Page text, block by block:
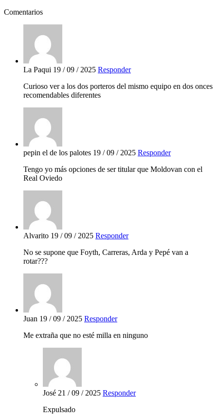
Comentarios
La Paqui 19 / 09 / 2025 Responder
Curioso ver a los dos porteros del mismo equipo en dos onces
recomendables diferentes
pepin el de los palotes 19 / 09 / 2025 Responder
Tengo yo más opciones de ser titular que Moldovan con el
Real Oviedo
Alvarito 19 / 09 / 2025 Responder
No se supone que Foyth, Carreras, Arda y Pepé van a
rotar???
Juan 19 / 09 / 2025 Responder
Me extraña que no esté milla en ninguno
José 21 / 09 / 2025 Responder
Expulsado